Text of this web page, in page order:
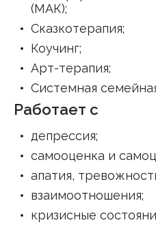
(МАК);
Сказкотерапия;
Коучинг;
Арт-терапия;
Системная
Работает с
депрессия;
самооценка и
апатия,
взаимоотношения;
кризисные